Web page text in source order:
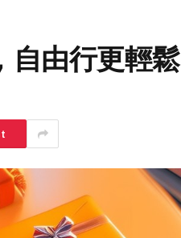
自由行更輕鬆